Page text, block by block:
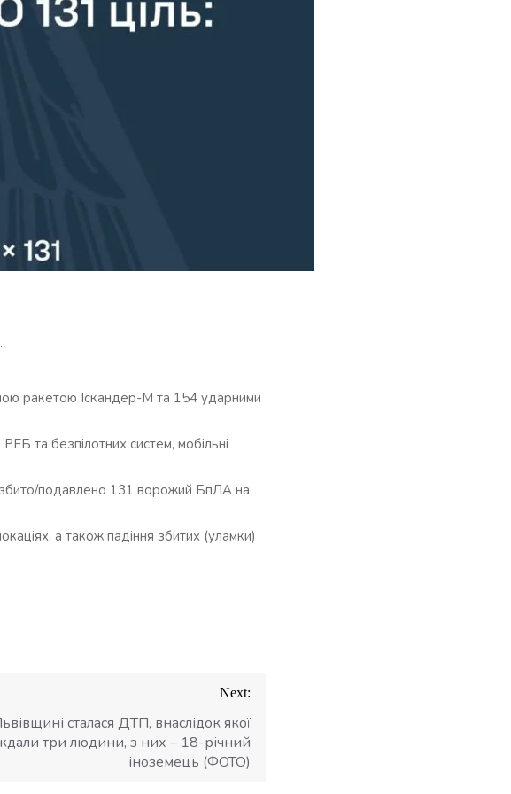
ракетою Іскандер-М та 154 ударними
РЕБ та безпілотних систем, мобільні
подавлено 131 ворожий БпЛА на
а також падіння збитих (уламки)
Next:
сталася ДТП, внаслідок якої
три людини, з них – 18-річний
іноземець (ФОТО)